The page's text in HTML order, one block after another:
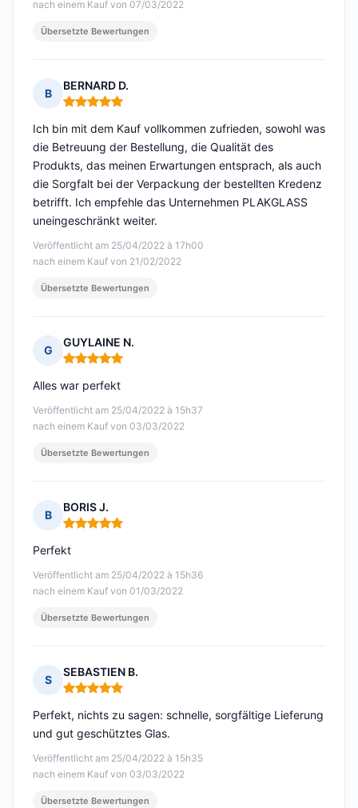
nach einem Kauf von 07/03/2022
Übersetzte Bewertungen
B
BERNARD D.
Hinweis: 5 von 5
Veröffentlicht am 25/04/2022 à 17h00
nach einem Kauf von 21/02/2022
Ich bin mit dem Kauf vollkommen zufrieden, sowohl was
die Betreuung der Bestellung, die Qualität des
Produkts, das meinen Erwartungen entsprach, als auch
die Sorgfalt bei der Verpackung der bestellten Kredenz
betrifft. Ich empfehle das Unternehmen PLAKGLASS
uneingeschränkt weiter.
Übersetzte Bewertungen
G
GUYLAINE N.
Hinweis: 5 von 5
Veröffentlicht am 25/04/2022 à 15h37
nach einem Kauf von 03/03/2022
Alles war perfekt
Übersetzte Bewertungen
B
BORIS J.
Hinweis: 5 von 5
Veröffentlicht am 25/04/2022 à 15h36
nach einem Kauf von 01/03/2022
Perfekt
Übersetzte Bewertungen
S
SEBASTIEN B.
Hinweis: 5 von 5
Veröffentlicht am 25/04/2022 à 15h35
nach einem Kauf von 03/03/2022
Perfekt, nichts zu sagen: schnelle, sorgfältige Lieferung
und gut geschütztes Glas.
Übersetzte Bewertungen